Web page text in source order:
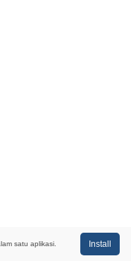
satu aplikasi. Install